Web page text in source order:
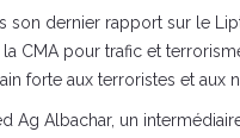
son dernier rapport sur le
CMA pour trafic et
forte aux terroristes et aux
Ag Albachar, un